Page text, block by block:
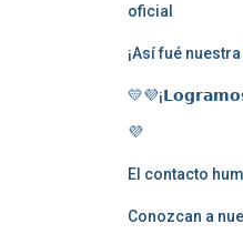
oficial
¡Así fué
💜
El contacto
Conozcan a